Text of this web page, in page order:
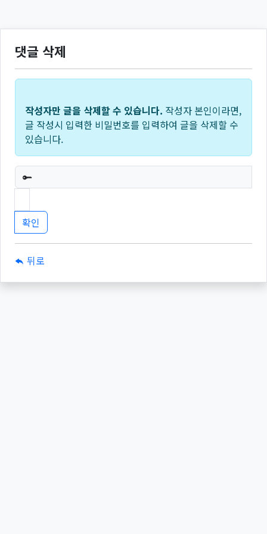
댓글 삭제
작성자만 글을 삭제할 수 있습니다. 작성자 본인이라면,
글 작성시 입력한 비밀번호를 입력하여 글을 삭제할 수
있습니다.
필수
뒤로